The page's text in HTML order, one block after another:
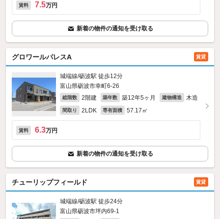
賃料 7.5万円
新着の物件の通知を受け取る
グロワールパレスA 賃貸
城端線/砺波駅 徒歩12分
富山県砺波市幸町6-26
総階数 2階建 築年数 築12年5ヶ月 建物構造 木造
間取り 2LDK 専有面積 57.17㎡
賃料 6.3万円
新着の物件の通知を受け取る
チューリップフィールド 賃貸
城端線/砺波駅 徒歩24分
富山県砺波市坪内69‐1